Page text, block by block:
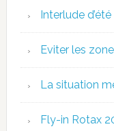
Interlude d’été
Eviter les
La situation
Fly-in Rotax